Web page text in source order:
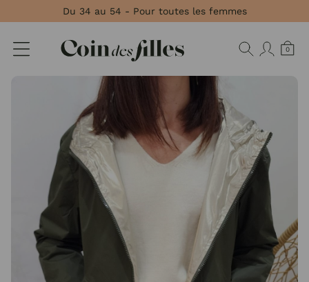
Du 34 au 54 - Pour toutes les femmes
0
Panneau de gestion des cookies